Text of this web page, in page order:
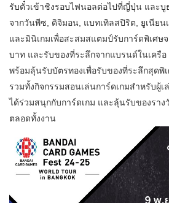
รับตั๋วเข้าชิงรอบไฟนอลต่อไปที่ญี่ปุ่น และบู
จากวันพีซ, ดิจิมอน, แบทเทิลสปิริต, ยูเนียน
และมินิเกมเพื่อสะสมสแตมป์รับการ์ดพิเศษ
บาท และรับของที่ระลึกจากแบรนด์ในเครื
พร้อมลุ้นรับบัตรทองเพื่อรับของที่ระลึกสุดพิ
รวมทั้งกิจกรรมสอนเล่นการ์ดเกมสำหรับผู้
ได้ร่วมสนุกกับการ์ดเกม และลุ้นรับของราง
ตลอดทั้งงาน